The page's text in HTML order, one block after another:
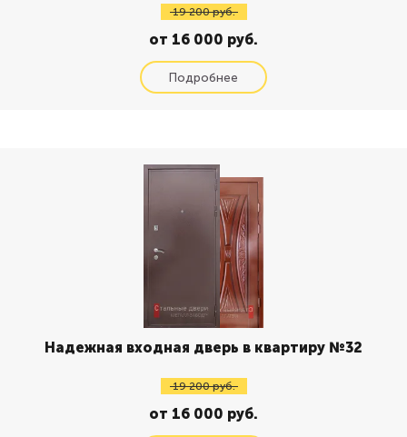
19 200 руб.
от 16 000 руб.
Надежная входная дверь в квартиру №32
19 200 руб.
от 16 000 руб.